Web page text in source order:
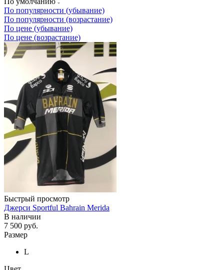
По популярности (убывание)
По популярности (возрастание)
По цене (убывание)
По цене (возрастание)
Быстрый просмотр
Джерси Sportful Bahrain Merida
В наличии
7 500 руб.
Размер
L